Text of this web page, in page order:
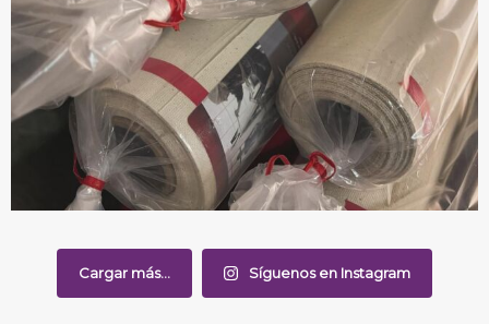
Cargar más... Síguenos en Instagram